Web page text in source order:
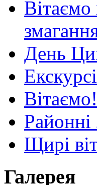
День
Вітаємо!
Щирі
Галерея